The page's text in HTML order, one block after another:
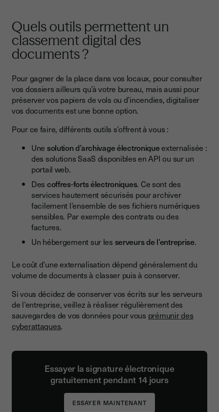
Quels outils permettent un
classement digital des
documents ?
Pour gagner de la place dans vos locaux, pour consulter
vos dossiers ailleurs qu’à votre bureau, mais aussi pour
préserver vos papiers de vols ou d’incendies, digitaliser
vos documents est une bonne option.
Pour ce faire, différents outils s’offrent à vous :
Une solution d’archivage électroniqueexternalisée :
des solutions SaaS disponibles en API ou sur un
portail web.
Des coffres-forts électroniques. Ce sont des
services hautement sécurisés pour archiver
facilement l’ensemble de ses fichiers numériques
sensibles. Par exemple des contrats ou des
factures.
Un hébergement sur les serveurs de l’entreprise.
Le coût d’une externalisation dépend généralement du
volume de documents à classer puis à conserver.
Si vous décidez de conserver vos écrits sur les serveurs
de l’entreprise, veillez à réaliser régulièrement des
sauvegardes de vos données pour vous prémunir des
cyberattaques.
Essayer la signature électronique
gratuitement pendant 14 jours